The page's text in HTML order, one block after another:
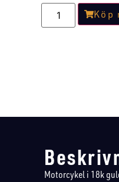
Köp
Motorcykel i 18k